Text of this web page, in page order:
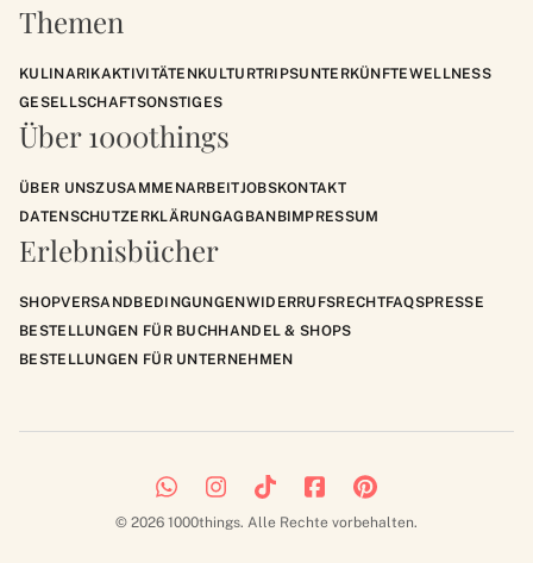
Themen
KULINARIKAKTIVITÄTENKULTURTRIPSUNTERKÜNFTEWELLNESS
GESELLSCHAFTSONSTIGES
Über 1000things
ÜBER UNSZUSAMMENARBEITJOBSKONTAKT
DATENSCHUTZERKLÄRUNGAGBANBIMPRESSUM
Erlebnisbücher
SHOPVERSANDBEDINGUNGENWIDERRUFSRECHTFAQSPRESSE
BESTELLUNGEN FÜR BUCHHANDEL & SHOPS
BESTELLUNGEN FÜR UNTERNEHMEN
© 2026 1000things. Alle Rechte vorbehalten.